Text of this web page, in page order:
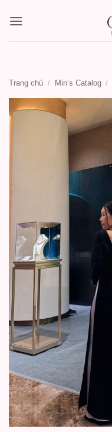
qua
Trang chủ / Min’s Catalog /